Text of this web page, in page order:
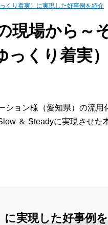
くり着実）に実現した好事例を紹介
現場から～
くり着実
ョン様（愛知県）の流用
＆ Steadyに実現させた
実現した好事例